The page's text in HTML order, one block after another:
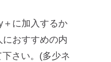
＋に加入するか
おすすめの内
さい。(多少ネ